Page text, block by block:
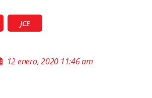
JCE
12 enero, 2020 11:46 am